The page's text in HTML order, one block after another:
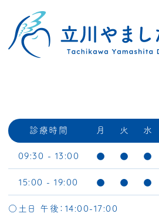
診療時間 月 火 水
09:30 - 13:00 ● ● ●
15:00 - 19:00 ● ● ●
○土日 午後： 14:00-17:00